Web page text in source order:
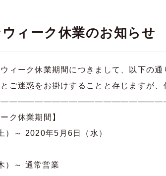
ィーク休業のお知らせ
ィーク休業期間につきまして、以下の通
ご迷惑をお掛けすることと存じますが
ク休業期間】
）～ 2020年5月6日（水）
）～ 通常営業